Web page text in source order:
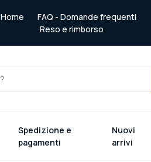
Home
FAQ - Domande frequenti
Reso e rimborso
Spedizione e
pagamenti
Nuovi
arrivi